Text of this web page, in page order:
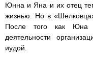
Юнна и Яна и их отец
жизнью. Но в
После того как Юна
деятельности
иудой.